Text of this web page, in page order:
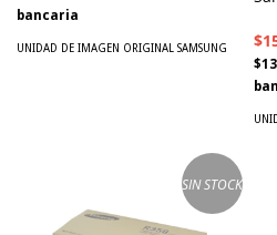
bancaria
UNIDAD DE IMAGEN ORIGINAL SAMSUNG
SIN STOCK